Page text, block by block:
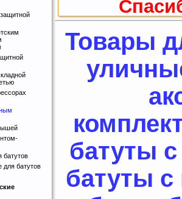
Товары
батуты
батуты
батутов
для батутов